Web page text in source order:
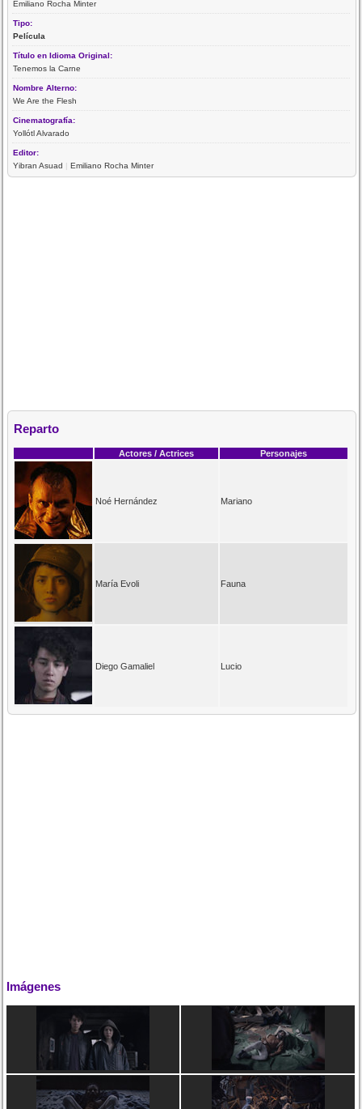
Emiliano Rocha Minter
Tipo:
Película
Título en Idioma Original:
Tenemos la Carne
Nombre Alterno:
We Are the Flesh
Cinematografía:
Yollótl Alvarado
Editor:
Yibran Asuad |Emiliano Rocha Minter
Reparto
Actores / Actrices Personajes
Noé Hernández Mariano
María Evoli Fauna
Diego Gamaliel Lucio
Imágenes